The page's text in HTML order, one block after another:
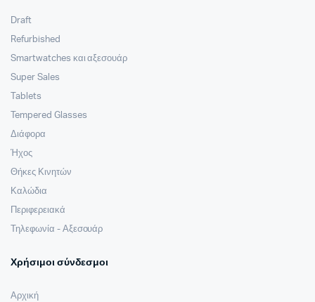
Draft
Refurbished
Smartwatches και αξεσουάρ
Super Sales
Tablets
Tempered Glasses
Διάφορα
Ήχος
Θήκες Κινητών
Καλώδια
Περιφερειακά
Τηλεφωνία - Αξεσουάρ
Χρήσιμοι σύνδεσμοι
Αρχική